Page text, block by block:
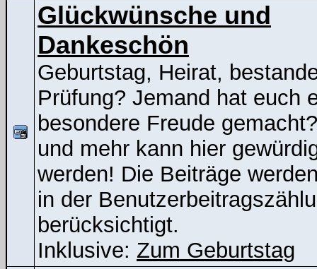
Glückwünsche und
Dankeschön
Geburtstag, Heirat,
Prüfung? Jemand hat euch
besondere Freude
und mehr kann hier
werden! Die Beiträge
in der
berücksichtigt.
Inklusive: Zum Geburtstag